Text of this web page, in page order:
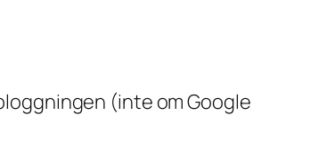
(inte om Google